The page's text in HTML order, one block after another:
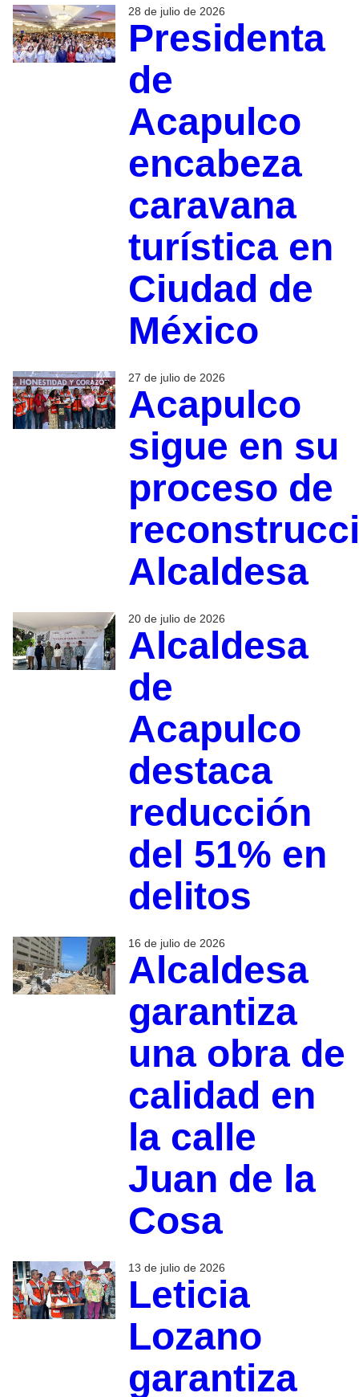
28 de julio de 2026
Presidenta
de
Acapulco
encabeza
caravana
turística en
Ciudad de
México
27 de julio de 2026
Acapulco
sigue en su
proceso de
Alcaldesa
20 de julio de 2026
Alcaldesa
de
Acapulco
destaca
reducción
del 51% en
delitos
16 de julio de 2026
Alcaldesa
garantiza
una obra de
calidad en
la calle
Juan de la
Cosa
13 de julio de 2026
Leticia
Lozano
garantiza